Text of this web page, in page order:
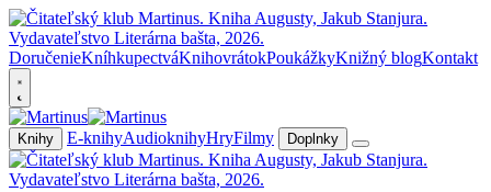
DoručenieKníhkupectváKnihovrátokPoukážkyKnižný blogKontakt
Knihy E-knihyAudioknihyHryFilmy Doplnky